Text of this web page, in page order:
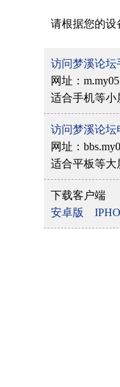
请根据您的设
访问梦溪论坛
网址：
适合手机等小
访问梦溪论坛
网址：
适合平板等大
下载客户端
安卓版